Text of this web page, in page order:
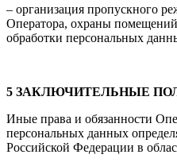
– организация пропускного
Оператора, охраны
обработки персональных
5 ЗАКЛЮЧИТЕЛЬНЫЕ
Иные права и обязанности
персональных данных
Российской Федерации в